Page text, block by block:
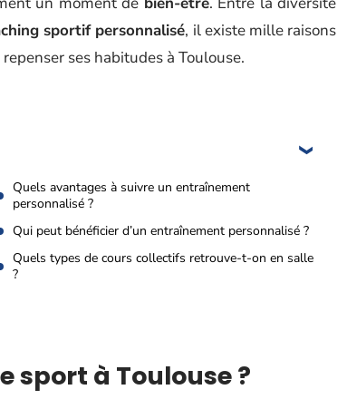
sportif personnalisé, il existe mille raisons
ses habitudes à Toulouse.
Quels avantages à suivre un entraînement
personnalisé ?
Qui peut bénéficier d’un entraînement personnalisé ?
Quels types de cours collectifs retrouve-t-on en salle
?
sport à Toulouse ?